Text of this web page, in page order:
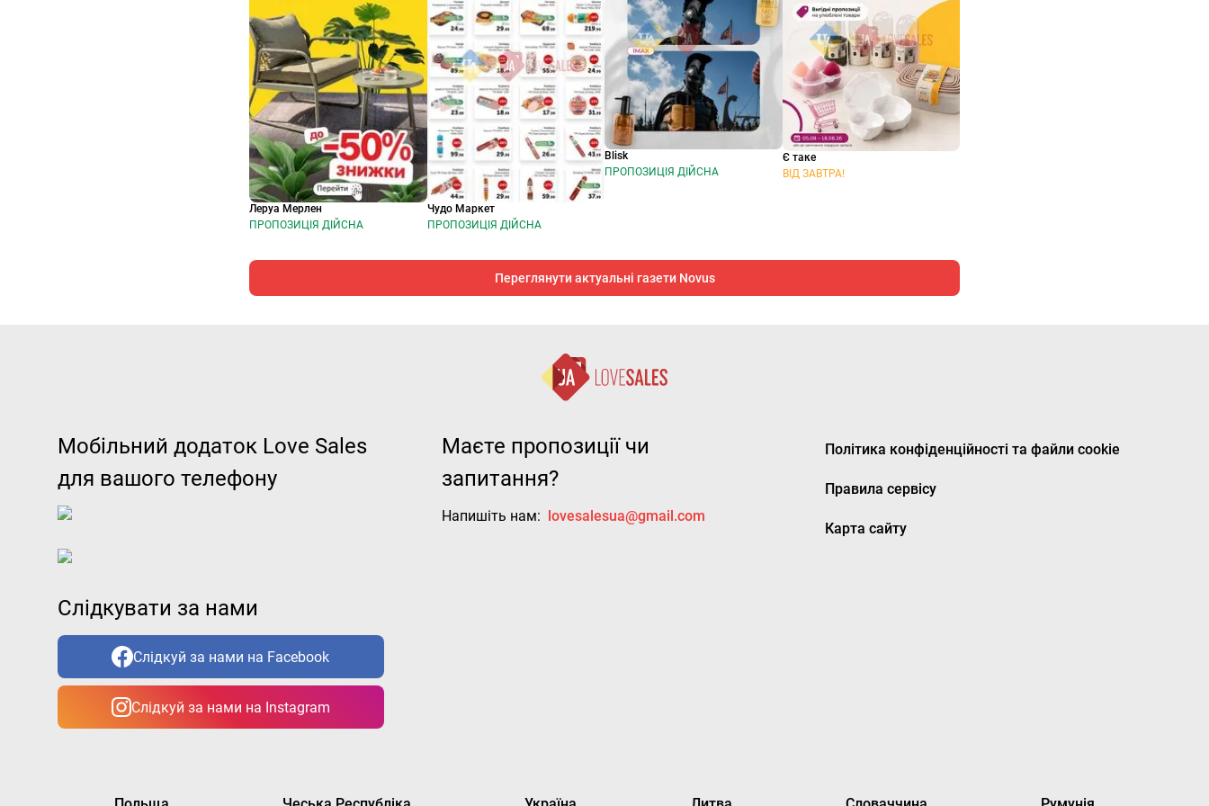
Леруа Мерлен
ПРОПОЗИЦІЯ ДІЙСНА
Чудо Маркет
ПРОПОЗИЦІЯ ДІЙСНА
Blisk
ПРОПОЗИЦІЯ ДІЙСНА
Є таке
ВІД ЗАВТРА!
Переглянути актуальні газети Novus
Мобільний додаток Love Sales
для вашого телефону
Слідкувати за нами
Слідкуй за нами на Facebook
Слідкуй за нами на Instagram
Маєте пропозиції чи
запитання?
Напишіть нам: lovesalesua@gmail.com
Політика конфіденційності та файли cookie
Правила сервісу
Карта сайту